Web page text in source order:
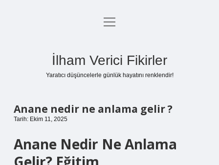
Anasayfa
menüyü
İlham Verici Fikirler
Yaratıcı düşüncelerle günlük hayatını renklendir!
Anane nedir ne anlama gelir ?
Tarih: Ekim 11, 2025
Anane Nedir Ne Anlama